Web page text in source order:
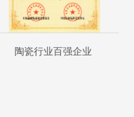
陶瓷行业百强企业